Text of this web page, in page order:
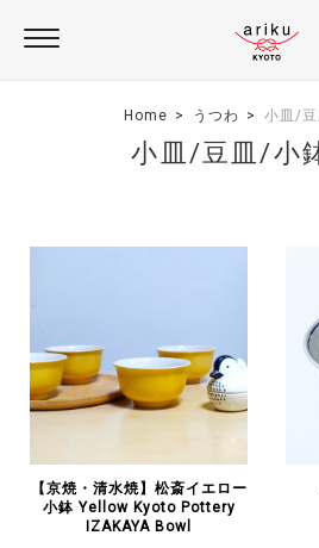
Home うつわ 小皿/
小皿/豆皿/小
【京焼・清水焼】松斎イエロー
小鉢 Yellow Kyoto Pottery
IZAKAYA Bowl